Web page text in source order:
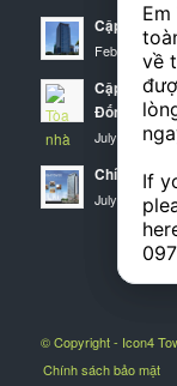
Cập nhật
February 25,
Cập nhật
Đống Đa
July 25, 2019
Chính sách
July 10, 2019
© Copyright - Icon4
Chính sách bảo mật
về
If
về
If